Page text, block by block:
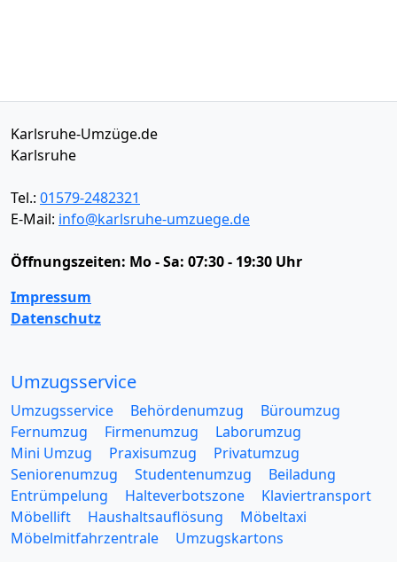
Karlsruhe-Umzüge.de
Karlsruhe
Tel.: 01579-2482321
E-Mail: info@karlsruhe-umzuege.de
Öffnungszeiten: Mo - Sa: 07:30 - 19:30 Uhr
Impressum
Datenschutz
Umzugsservice
Umzugsservice Behördenumzug
Büroumzug
Fernumzug
Firmenumzug
Laborumzug
Mini Umzug
Praxisumzug
Privatumzug
Seniorenumzug
Studentenumzug
Beiladung
Entrümpelung
Halteverbotszone
Klaviertransport
Möbellift
Haushaltsauflösung
Möbeltaxi
Möbelmitfahrzentrale
Umzugskartons